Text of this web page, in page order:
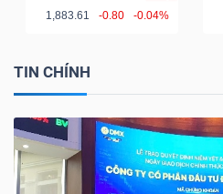
1,883.61 -0.80 -0.04%
TIN CHÍNH